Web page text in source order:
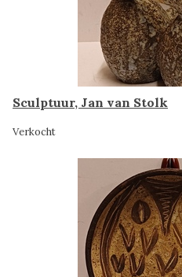
Sculptuur, Jan van Stolk
Verkocht